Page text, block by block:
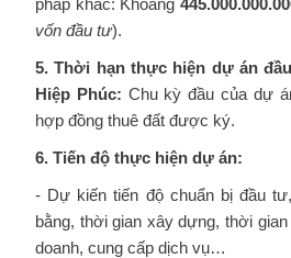
vốn đầu tư).
5. Thời hạn thực hiện dự án
Hiệp Phúc: Chu kỳ đầu của dự
hợp đồng thuê đất được ký.
6. Tiến độ thực hiện dự án:
- Dự kiến tiến độ chuẩn bị đầu
bằng, thời gian xây dựng, thời
doanh, cung cấp dịch vụ…